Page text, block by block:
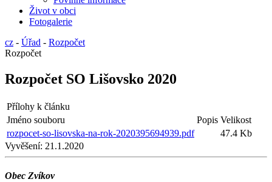
Život v obci
Fotogalerie
cz - Úřad - Rozpočet
Rozpočet
Rozpočet SO Lišovsko 2020
Přílohy k článku
Jméno souboru
Popis Velikost
rozpocet-so-lisovska-na-rok-2020395694939.pdf
47.4 Kb
Vyvěšení: 21.1.2020
Obec Zvíkov